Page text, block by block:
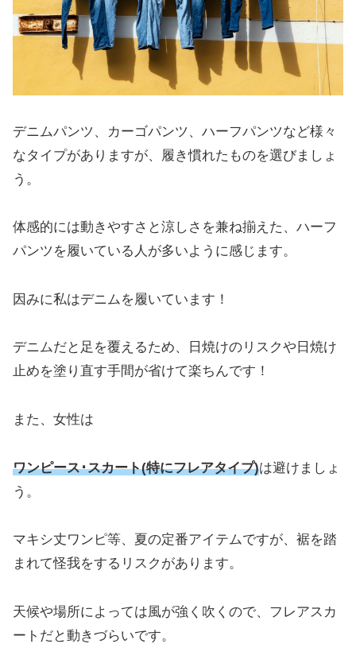
デニムパンツ、カーゴパンツ、ハーフパンツなど様々
なタイプがありますが、履き慣れたものを選びましょ
う。
体感的には動きやすさと涼しさを兼ね揃えた、ハーフ
パンツを履いている人が多いように感じます。
因みに私はデニムを履いています！
デニムだと足を覆えるため、日焼けのリスクや日焼け
止めを塗り直す手間が省けて楽ちんです！
また、女性は
ワンピース･スカート(特にフレアタイプ)は避けましょ
う。
マキシ丈ワンピ等、夏の定番アイテムですが、裾を踏
まれて怪我をするリスクがあります。
天候や場所によっては風が強く吹くので、フレアスカ
ートだと動きづらいです。